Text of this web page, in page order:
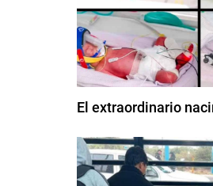
El extraordinario